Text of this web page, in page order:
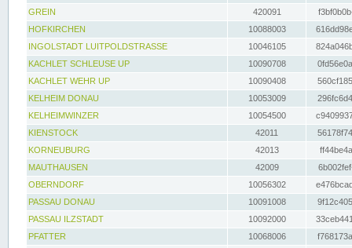
GREIN
420091
HOFKIRCHEN
10088003
INGOLSTADT LUITPOLDSTRASSE
10046105
KACHLET SCHLEUSE UP
10090708
KACHLET WEHR UP
10090408
KELHEIM DONAU
10053009
KELHEIMWINZER
10054500
KIENSTOCK
42011
KORNEUBURG
42013
MAUTHAUSEN
42009
OBERNDORF
10056302
PASSAU DONAU
10091008
PASSAU ILZSTADT
10092000
PFATTER
10068006